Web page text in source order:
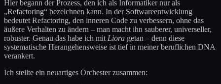
Hier begann der Prozess, den ich als Informatiker nur als
„Refactoring“ bezeichnen kann. In der Softwareentwicklung
bedeutet Refactoring, den inneren Code zu verbessern, ohne das
äußere Verhalten zu ändern – man macht ihn sauberer, universeller,
robuster. Genau das habe ich mit Liora getan – denn diese
systematische Herangehensweise ist tief in meiner beruflichen DNA
verankert.
Ich stellte ein neuartiges Orchester zusammen: